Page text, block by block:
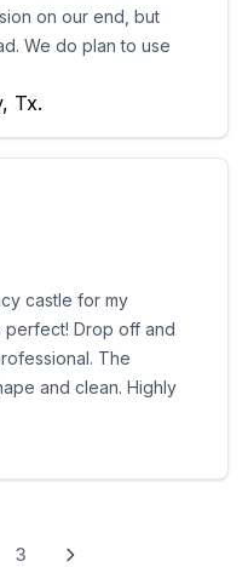
on our end, but
We do plan to use
Tx.
castle for my
perfect! Drop off and
The
and clean. Highly
3